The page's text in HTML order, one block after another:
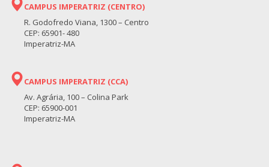
CAMPUS IMPERATRIZ (CENTRO)
R. Godofredo Viana, 1300 – Centro
CEP: 65901- 480
Imperatriz-MA
CAMPUS IMPERATRIZ (CCA)
Av. Agrária, 100 – Colina Park
CEP: 65900-001
Imperatriz-MA